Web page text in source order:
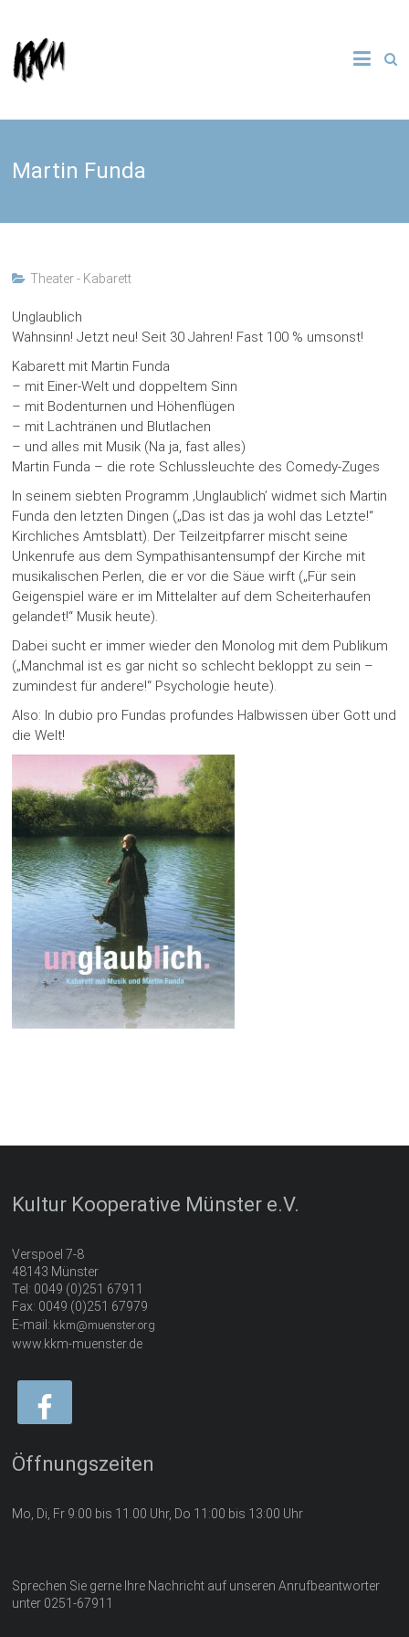
content
KKM
Kooperative
Münster e.
Martin Funda
Theater - Kabarett
Unglaublich
Wahnsinn! Jetzt neu! Seit 30 Jahren! Fast 100 % umsonst!
Kabarett mit Martin Funda
– mit Einer-Welt und doppeltem Sinn
– mit Bodenturnen und Höhenflügen
– mit Lachtränen und Blutlachen
– und alles mit Musik (Na ja, fast alles)
Martin Funda – die rote Schlussleuchte des Comedy-Zuges
In seinem siebten Programm ‚Unglaublich’ widmet sich Martin
Funda den letzten Dingen („Das ist das ja wohl das Letzte!“
Kirchliches Amtsblatt). Der Teilzeitpfarrer mischt seine
Unkenrufe aus dem Sympathisantensumpf der Kirche mit
musikalischen Perlen, die er vor die Säue wirft („Für sein
Geigenspiel wäre er im Mittelalter auf dem Scheiterhaufen
gelandet!“ Musik heute).
Dabei sucht er immer wieder den Monolog mit dem Publikum
(„Manchmal ist es gar nicht so schlecht bekloppt zu sein –
zumindest für andere!“ Psychologie heute).
Also: In dubio pro Fundas profundes Halbwissen über Gott und
die Welt!
Kultur Kooperative Münster e.V.
Verspoel 7-8
48143 Münster
Tel: 0049 (0)251 67911
Fax: 0049 (0)251 67979
E-mail: kkm@muenster.org
www.kkm-muenster.de
Öffnungszeiten
Mo, Di, Fr 9:00 bis 11.00 Uhr, Do 11:00 bis 13:00 Uhr
Sprechen Sie gerne Ihre Nachricht auf unseren Anrufbeantworter
unter 0251-67911